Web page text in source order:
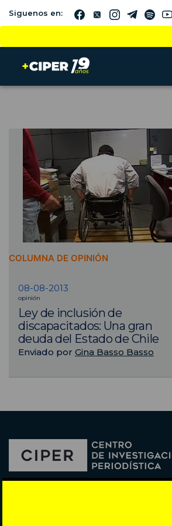
Siguenos en:
COLUMNA DE OPINIÓN
08-08-2013
opinión
Ley de inclusión de
discapacitados: Una gran
deuda del Estado de Chile
Enviado por Gina Basso Basso